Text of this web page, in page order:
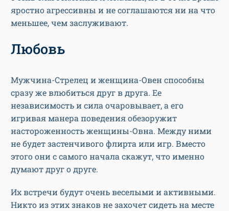
яростно агрессивны и не соглашаются ни на что
меньшее, чем заслуживают.
Любовь
Мужчина-Стрелец и женщина-Овен способны
сразу же влюбиться друг в друга. Ее
независимость и сила очаровывает, а его
игривая манера поведения обезоружит
настороженность женщины-Овна. Между ними
не будет застенчивого флирта или игр. Вместо
этого они с самого начала скажут, что именно
думают друг о друге.
Их встречи будут очень веселыми и активными.
Никто из этих знаков не захочет сидеть на месте